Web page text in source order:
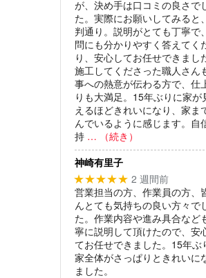
が、決め手は口コミの良さで
た。実際にお願いしてみると
判通り。説明がとても丁寧で
問にも分かりやすく答えてく
り、安心してお任せできまし
施工してくださった職人さん
事への熱意が伝わる方で、仕
りも大満足。15年ぶりに家が
えるほどきれいになり、家ま
んでいるように感じます。自
持 … （続き）
神崎有里子
★★★★★ 2 週間前
営業担当の方、作業員の方、
んとても気持ちの良い方々で
た。作業内容や進み具合など
寧に説明して頂けたので、安
てお任せできました。15年ぶ
家全体がさっぱりときれいに
ました。